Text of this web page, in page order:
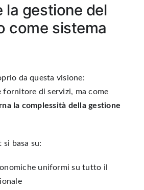
la gestione del
come sistema
da questa visione:
fornitore di servizi, ma come
la complessità della gestione
si basa su:
uniformi su tutto il